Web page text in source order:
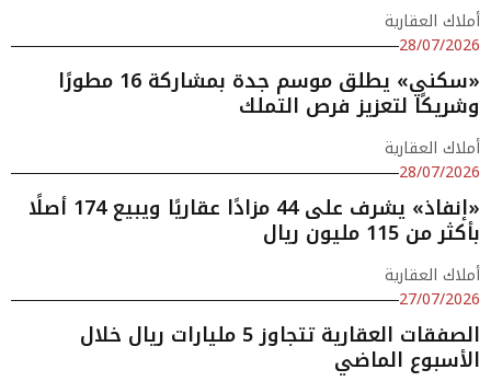
أملاك العقارية
28/07/2026
«سكني» يطلق موسم جدة بمشاركة 16 مطورًا
وشريكًا لتعزيز فرص التملك
أملاك العقارية
28/07/2026
«إنفاذ» يشرف على 44 مزادًا عقاريًا ويبيع 174 أصلًا
بأكثر من 115 مليون ريال
أملاك العقارية
27/07/2026
الصفقات العقارية تتجاوز 5 مليارات ريال خلال
الأسبوع الماضي